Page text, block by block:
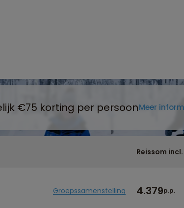
€75 korting per persoonMeer
Reissom
Groepssamenstelling 4.379p.p.